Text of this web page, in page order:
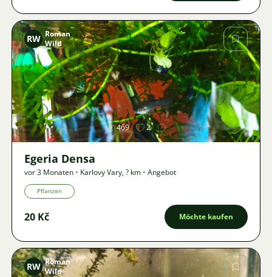
Bild
RW Roman
Wild
469 2
Egeria Densa
vor 3 Monaten • Karlovy Vary,? km • Angebot
Pflanzen
20 Kč Möchte kaufen
RW Roman
Wild